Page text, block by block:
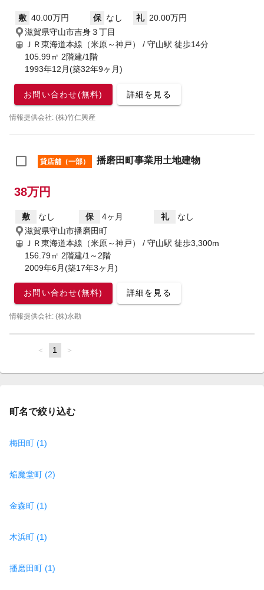
敷 40.00万円 保 なし 礼 20.00万円
滋賀県守山市吉身３丁目
ＪＲ東海道本線（米原～神戸） / 守山駅 徒歩14分
105.99㎡ 2階建/1階
1993年12月(築32年9ヶ月)
お問い合わせ(無料) 詳細を見る
情報提供会社: (株)竹仁興産
貸店舗（一部） 播磨田町事業用土地建物
38万円
敷 なし 保 4ヶ月 礼
なし
滋賀県守山市播磨田町
ＪＲ東海道本線（米原～神戸） / 守山駅 徒歩3,300m
156.79㎡ 2階建/1～2階
2009年6月(築17年3ヶ月)
お問い合わせ(無料) 詳細を見る
情報提供会社: (株)永勘
page
You're
page
1 page
町名で絞り込む
梅田町 (1)
焔魔堂町 (2)
金森町 (1)
木浜町 (1)
播磨田町 (1)